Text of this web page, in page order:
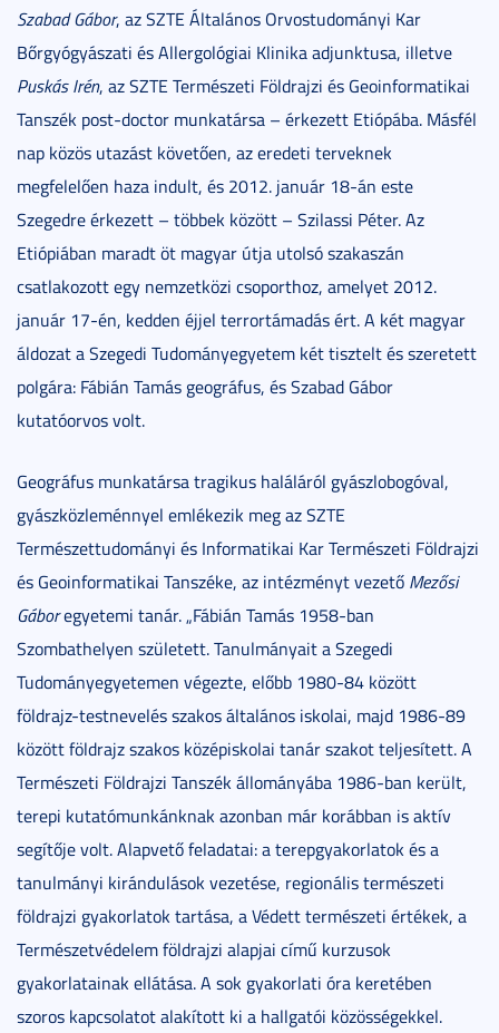
Szabad Gábor, az SZTE Általános Orvostudományi Kar
Bőrgyógyászati és Allergológiai Klinika adjunktusa, illetve
Puskás Irén, az SZTE Természeti Földrajzi és Geoinformatikai
Tanszék post-doctor munkatársa – érkezett Etiópába. Másfél
nap közös utazást követően, az eredeti terveknek
megfelelően haza indult, és 2012. január 18-án este
Szegedre érkezett – többek között – Szilassi Péter. Az
Etiópiában maradt öt magyar útja utolsó szakaszán
csatlakozott egy nemzetközi csoporthoz, amelyet 2012.
január 17-én, kedden éjjel terrortámadás ért. A két magyar
áldozat a Szegedi Tudományegyetem két tisztelt és szeretett
polgára: Fábián Tamás geográfus, és Szabad Gábor
kutatóorvos volt.
Geográfus munkatársa tragikus haláláról gyászlobogóval,
gyászközleménnyel emlékezik meg az SZTE
Természettudományi és Informatikai Kar Természeti Földrajzi
és Geoinformatikai Tanszéke, az intézményt vezető Mezősi
Gáboregyetemi tanár. „Fábián Tamás 1958-ban
Szombathelyen született. Tanulmányait a Szegedi
Tudományegyetemen végezte, előbb 1980-84 között
földrajz-testnevelés szakos általános iskolai, majd 1986-89
között földrajz szakos középiskolai tanár szakot teljesített. A
Természeti Földrajzi Tanszék állományába 1986-ban került,
terepi kutatómunkánknak azonban már korábban is aktív
segítője volt. Alapvető feladatai: a terepgyakorlatok és a
tanulmányi kirándulások vezetése, regionális természeti
földrajzi gyakorlatok tartása, a Védett természeti értékek, a
Természetvédelem földrajzi alapjai című kurzusok
gyakorlatainak ellátása. A sok gyakorlati óra keretében
szoros kapcsolatot alakított ki a hallgatói közösségekkel.